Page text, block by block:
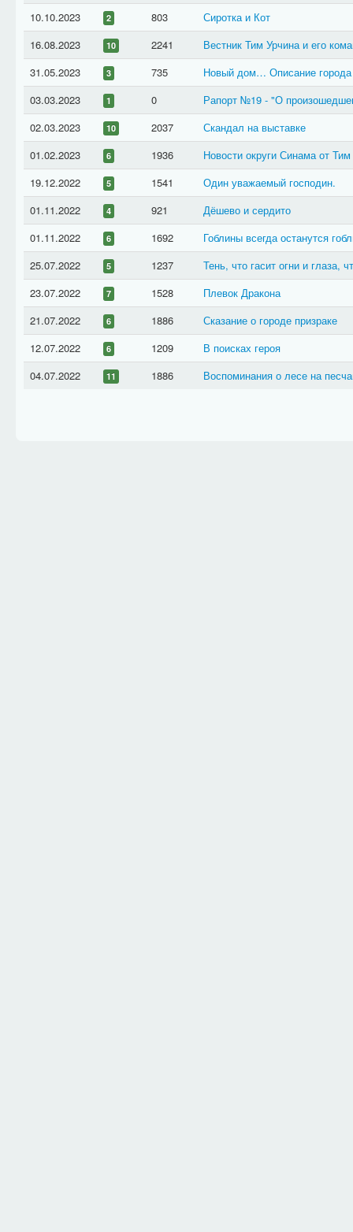
Произведение является выпуском
канон
Описание мира игры и прочие
мира игры.
Произведение упоминает один из
об эмиссарах Произведение рассказывает об
Произведение описывает похождение
о гильдиях В произведении упоминаются гильдии
о городах Произведение посвящено одному из
о Книге Судеб Произведение касается записи в Книге
о Мастерах Произведение рассказывает о Мастере
о монстрах Произведение рассказывает об одном
о новостях В произведении упоминаются новости
о фольклоре Произведение ссылается на другое
о Хранителях В произведении упоминаются
поэзия Произведения, которые (или часть
призёр конкурса Произведения, ставшие победителями
расширенная вселенная Произведения, созданные игроками и
четвёртая стена
Произведения, которые разрушают
10.10.2023
2 803
Сиротка и Кот
16.08.2023
10 2241
Вестник Тим Урчина и его
31.05.2023
3 735
Новый дом… Описание города
03.03.2023
1 0
Рапорт №19 - "О
02.03.2023
10 2037
Скандал на выставке
01.02.2023
6 1936
Новости округи Синама от
19.12.2022
5 1541
Один уважаемый господин.
01.11.2022
4 921
Дёшево и сердито
01.11.2022
6 1692
Гоблины всегда останутся
25.07.2022
5 1237
Тень, что гасит огни и глаза,
23.07.2022
7 1528
Плевок Дракона
21.07.2022
6 1886
Сказание о городе призраке
12.07.2022
6 1209
В поисках героя
04.07.2022
11 1886 Воспоминания о лесе на